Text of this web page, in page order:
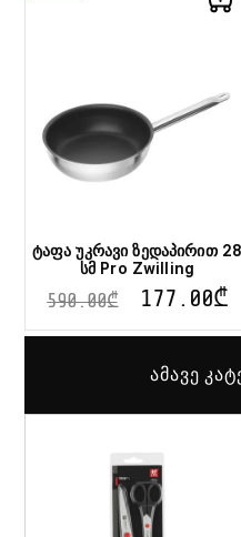
ტაფა უკრავი ზედაპირით 28
სმ Pro Zwilling
590.00₾ 177.00₾
ამავე